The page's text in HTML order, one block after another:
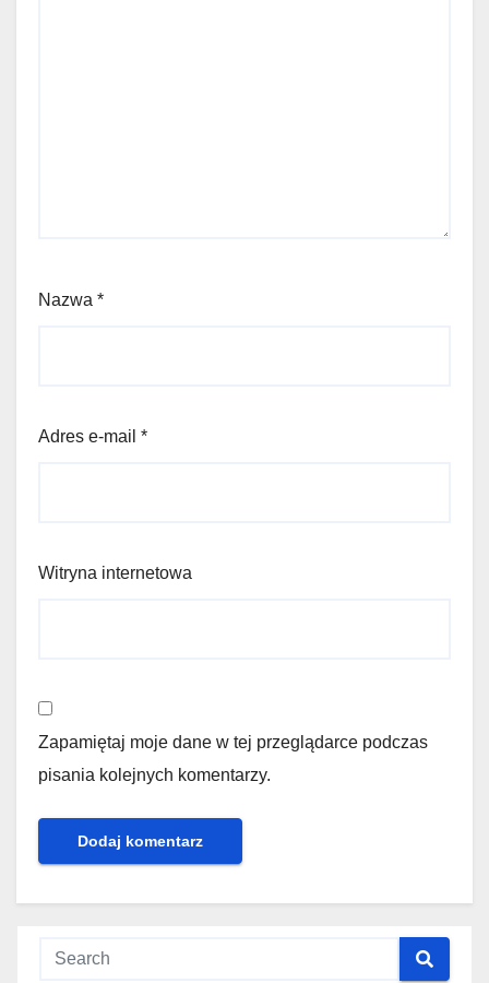
Nazwa *
Adres e-mail *
Witryna internetowa
Zapamiętaj moje dane w tej przeglądarce podczas
pisania kolejnych komentarzy.